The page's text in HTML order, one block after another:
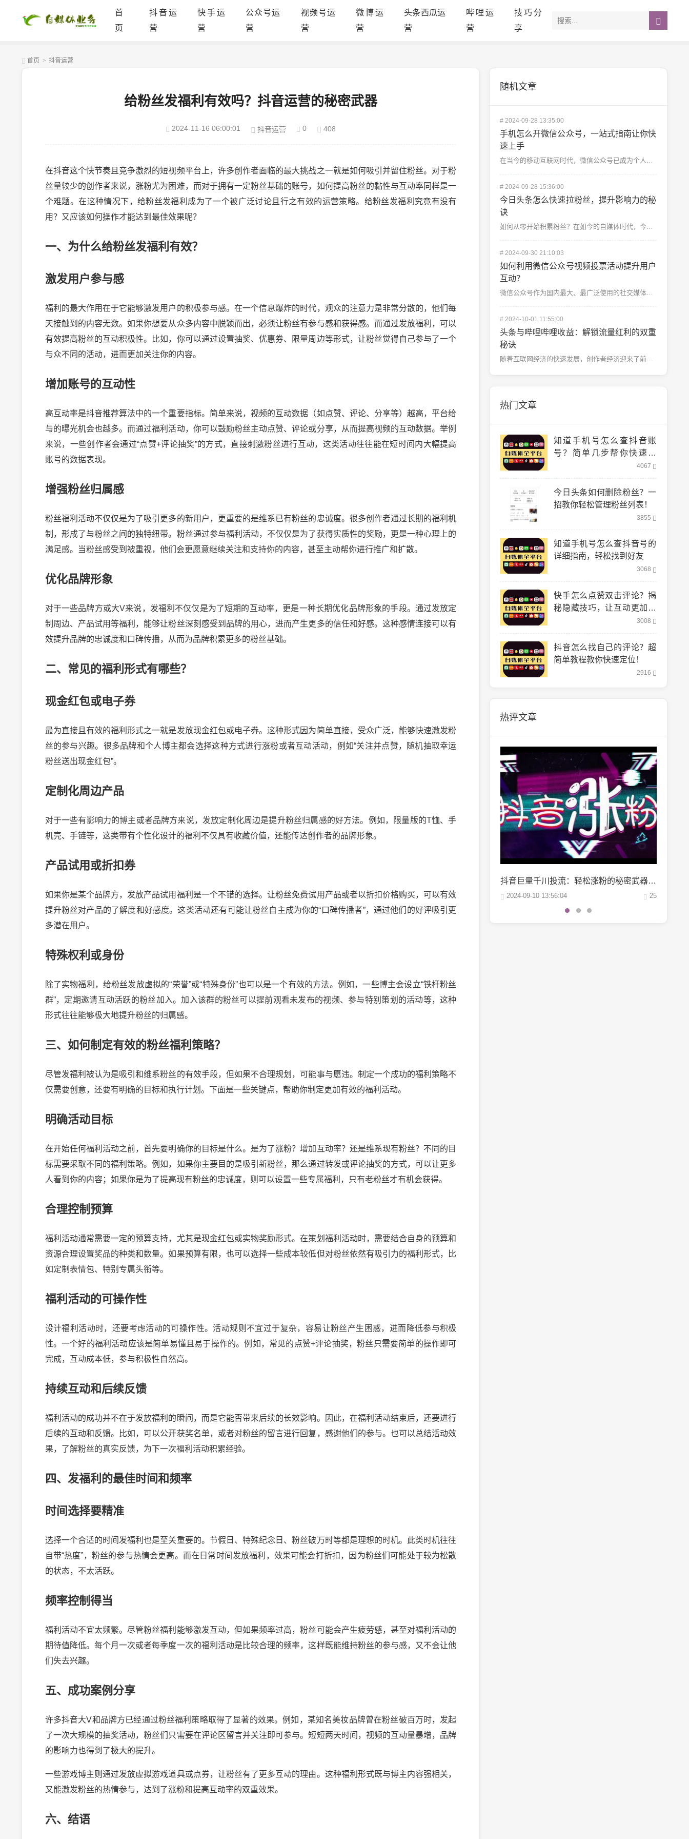
首
页
抖音运
营
快手运
营
公众号运
营
视频号运
营
微博运
营
头条西瓜运
营
哔哩运
营
技巧分
享
首页 > 抖音运营
给粉丝发福利有效吗？抖音运营的秘密武器
2024-11-16 06:00:01 抖音运营 0 408
在抖音这个快节奏且竞争激烈的短视频平台上，许多创作者面临的最大挑战之一就是如何吸引并留住粉丝。对于粉
丝量较少的创作者来说，涨粉尤为困难，而对于拥有一定粉丝基础的账号，如何提高粉丝的黏性与互动率同样是一
个难题。在这种情况下，给粉丝发福利成为了一个被广泛讨论且行之有效的运营策略。给粉丝发福利究竟有没有
用？又应该如何操作才能达到最佳效果呢？
一、为什么给粉丝发福利有效？
激发用户参与感
福利的最大作用在于它能够激发用户的积极参与感。在一个信息爆炸的时代，观众的注意力是非常分散的，他们每
天接触到的内容无数。如果你想要从众多内容中脱颖而出，必须让粉丝有参与感和获得感。而通过发放福利，可以
有效提高粉丝的互动积极性。比如，你可以通过设置抽奖、优惠券、限量周边等形式，让粉丝觉得自己参与了一个
与众不同的活动，进而更加关注你的内容。
增加账号的互动性
高互动率是抖音推荐算法中的一个重要指标。简单来说，视频的互动数据（如点赞、评论、分享等）越高，平台给
与的曝光机会也越多。而通过福利活动，你可以鼓励粉丝主动点赞、评论或分享，从而提高视频的互动数据。举例
来说，一些创作者会通过“点赞+评论抽奖”的方式，直接刺激粉丝进行互动，这类活动往往能在短时间内大幅提高
账号的数据表现。
增强粉丝归属感
粉丝福利活动不仅仅是为了吸引更多的新用户，更重要的是维系已有粉丝的忠诚度。很多创作者通过长期的福利机
制，形成了与粉丝之间的独特纽带。粉丝通过参与福利活动，不仅仅是为了获得实质性的奖励，更是一种心理上的
满足感。当粉丝感受到被重视，他们会更愿意继续关注和支持你的内容，甚至主动帮你进行推广和扩散。
优化品牌形象
对于一些品牌方或大V来说，发福利不仅仅是为了短期的互动率，更是一种长期优化品牌形象的手段。通过发放定
制周边、产品试用等福利，能够让粉丝深刻感受到品牌的用心，进而产生更多的信任和好感。这种感情连接可以有
效提升品牌的忠诚度和口碑传播，从而为品牌积累更多的粉丝基础。
二、常见的福利形式有哪些？
现金红包或电子券
最为直接且有效的福利形式之一就是发放现金红包或电子券。这种形式因为简单直接，受众广泛，能够快速激发粉
丝的参与兴趣。很多品牌和个人博主都会选择这种方式进行涨粉或者互动活动，例如“关注并点赞，随机抽取幸运
粉丝送出现金红包”。
定制化周边产品
对于一些有影响力的博主或者品牌方来说，发放定制化周边是提升粉丝归属感的好方法。例如，限量版的T恤、手
机壳、手链等，这类带有个性化设计的福利不仅具有收藏价值，还能传达创作者的品牌形象。
产品试用或折扣券
如果你是某个品牌方，发放产品试用福利是一个不错的选择。让粉丝免费试用产品或者以折扣价格购买，可以有效
提升粉丝对产品的了解度和好感度。这类活动还有可能让粉丝自主成为你的“口碑传播者”，通过他们的好评吸引更
多潜在用户。
特殊权利或身份
除了实物福利，给粉丝发放虚拟的“荣誉”或“特殊身份”也可以是一个有效的方法。例如，一些博主会设立“铁杆粉丝
群”，定期邀请互动活跃的粉丝加入。加入该群的粉丝可以提前观看未发布的视频、参与特别策划的活动等，这种
形式往往能够极大地提升粉丝的归属感。
三、如何制定有效的粉丝福利策略？
尽管发福利被认为是吸引和维系粉丝的有效手段，但如果不合理规划，可能事与愿违。制定一个成功的福利策略不
仅需要创意，还要有明确的目标和执行计划。下面是一些关键点，帮助你制定更加有效的福利活动。
明确活动目标
在开始任何福利活动之前，首先要明确你的目标是什么。是为了涨粉？增加互动率？还是维系现有粉丝？不同的目
标需要采取不同的福利策略。例如，如果你主要目的是吸引新粉丝，那么通过转发或评论抽奖的方式，可以让更多
人看到你的内容；如果你是为了提高现有粉丝的忠诚度，则可以设置一些专属福利，只有老粉丝才有机会获得。
合理控制预算
福利活动通常需要一定的预算支持，尤其是现金红包或实物奖励形式。在策划福利活动时，需要结合自身的预算和
资源合理设置奖品的种类和数量。如果预算有限，也可以选择一些成本较低但对粉丝依然有吸引力的福利形式，比
如定制表情包、特别专属头衔等。
福利活动的可操作性
设计福利活动时，还要考虑活动的可操作性。活动规则不宜过于复杂，容易让粉丝产生困惑，进而降低参与积极
性。一个好的福利活动应该是简单易懂且易于操作的。例如，常见的点赞+评论抽奖，粉丝只需要简单的操作即可
完成，互动成本低，参与积极性自然高。
持续互动和后续反馈
福利活动的成功并不在于发放福利的瞬间，而是它能否带来后续的长效影响。因此，在福利活动结束后，还要进行
后续的互动和反馈。比如，可以公开获奖名单，或者对粉丝的留言进行回复，感谢他们的参与。也可以总结活动效
果，了解粉丝的真实反馈，为下一次福利活动积累经验。
四、发福利的最佳时间和频率
时间选择要精准
选择一个合适的时间发福利也是至关重要的。节假日、特殊纪念日、粉丝破万时等都是理想的时机。此类时机往往
自带“热度”，粉丝的参与热情会更高。而在日常时间发放福利，效果可能会打折扣，因为粉丝们可能处于较为松散
的状态，不太活跃。
频率控制得当
福利活动不宜太频繁。尽管粉丝福利能够激发互动，但如果频率过高，粉丝可能会产生疲劳感，甚至对福利活动的
期待值降低。每个月一次或者每季度一次的福利活动是比较合理的频率，这样既能维持粉丝的参与感，又不会让他
们失去兴趣。
五、成功案例分享
许多抖音大V和品牌方已经通过粉丝福利策略取得了显著的效果。例如，某知名美妆品牌曾在粉丝破百万时，发起
了一次大规模的抽奖活动，粉丝们只需要在评论区留言并关注即可参与。短短两天时间，视频的互动量暴增，品牌
的影响力也得到了极大的提升。
一些游戏博主则通过发放虚拟游戏道具或点券，让粉丝有了更多互动的理由。这种福利形式既与博主内容强相关，
又能激发粉丝的热情参与，达到了涨粉和提高互动率的双重效果。
六、结语
随机文章
#2024-09-28 13:35:00
手机怎么开微信公众号，一站式指南让你快
速上手
在当今的移动互联网时代，微信公众号已成为个人和企业展示自己、与用户互动的重要平台。不仅是大公司，越来...
#2024-09-28 15:36:00
今日头条怎么快速拉粉丝，提升影响力的秘
诀
如何从零开始积累粉丝？在如今的自媒体时代，今日头条已经成为了很多内容创作者的重要平台。无论是专业写手...
#2024-09-30 21:10:03
如何利用微信公众号视频投票活动提升用户
互动？
微信公众号作为国内最大、最广泛使用的社交媒体平台之一，一直以来都是众多企业和个人品牌推广的重要工具。...
#2024-10-01 11:55:00
头条与哔哩哔哩收益：解锁流量红利的双重
秘诀
随着互联网经济的快速发展，创作者经济迎来了前所未有的繁荣，而头条和哔哩哔哩（B站）作为中国两大内容创...
热门文章
知道手机号怎么查抖音账
号？简单几步帮你快速找
4067
今日头条如何删除粉丝？一
招教你轻松管理粉丝列表！
3855
知道手机号怎么查抖音号的
详细指南，轻松找到好友
3068
快手怎么点赞双击评论？揭
秘隐藏技巧，让互动更加轻
3008
抖音怎么找自己的评论？超
简单教程教你快速定位！
2916
热评文章
2024-10-03 20:24:00 21 2024-09-10 13:56:04
微博阅读量1万：如何轻松实现你的阅读量突破？
2024-10-04 06:00:07 22